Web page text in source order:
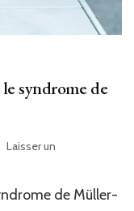
syndrome de
Laisser un
de Müller-